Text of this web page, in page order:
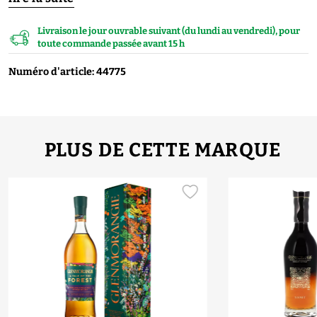
Livraison le jour ouvrable suivant (du lundi au vendredi), pour
toute commande passée avant 15 h
Numéro d'article: 44775
PLUS DE CETTE MARQUE